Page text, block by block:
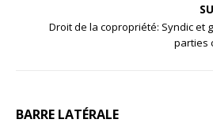
Droit de la copropriété: Syndic et
parties
BARRE LATÉRALE